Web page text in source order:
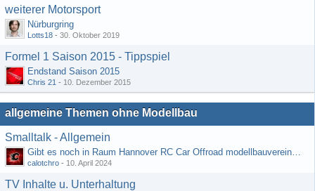
weiterer Motorsport
Nürburgring
Lotts18 - 30. Oktober 2019
Formel 1 Saison 2015 - Tippspiel
Endstand Saison 2015
Chris 21 - 10. Dezember 2015
allgemeine Themen ohne Modellbau
Smalltalk - Allgemein
Gibt es noch in Raum Hannover RC Car Offroad modellbauvereine, habe selbst schon gegoogelt aber erfolglos
calotchro - 10. April 2024
TV Inhalte u. Unterhaltung